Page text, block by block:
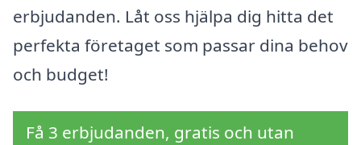
erbjudanden. Låt oss hjälpa dig hitta det
perfekta företaget som passar dina behov
och budget!
Få 3 erbjudanden, gratis och utan